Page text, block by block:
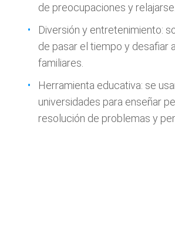
de preocupaciones y relajarse.
Diversión y entretenimiento:
de pasar el tiempo y desafiar
familiares.
Herramienta educativa: se
universidades para enseñar
resolución de problemas y